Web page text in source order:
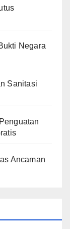
Negara
Sanitasi
Ancaman